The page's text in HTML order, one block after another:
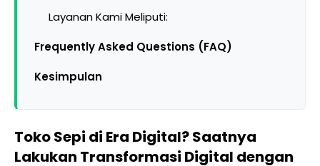
Layanan Kami Meliputi:
Frequently Asked Questions (FAQ)
Kesimpulan
Toko Sepi di Era Digital? Saatnya
Lakukan Transformasi Digital dengan